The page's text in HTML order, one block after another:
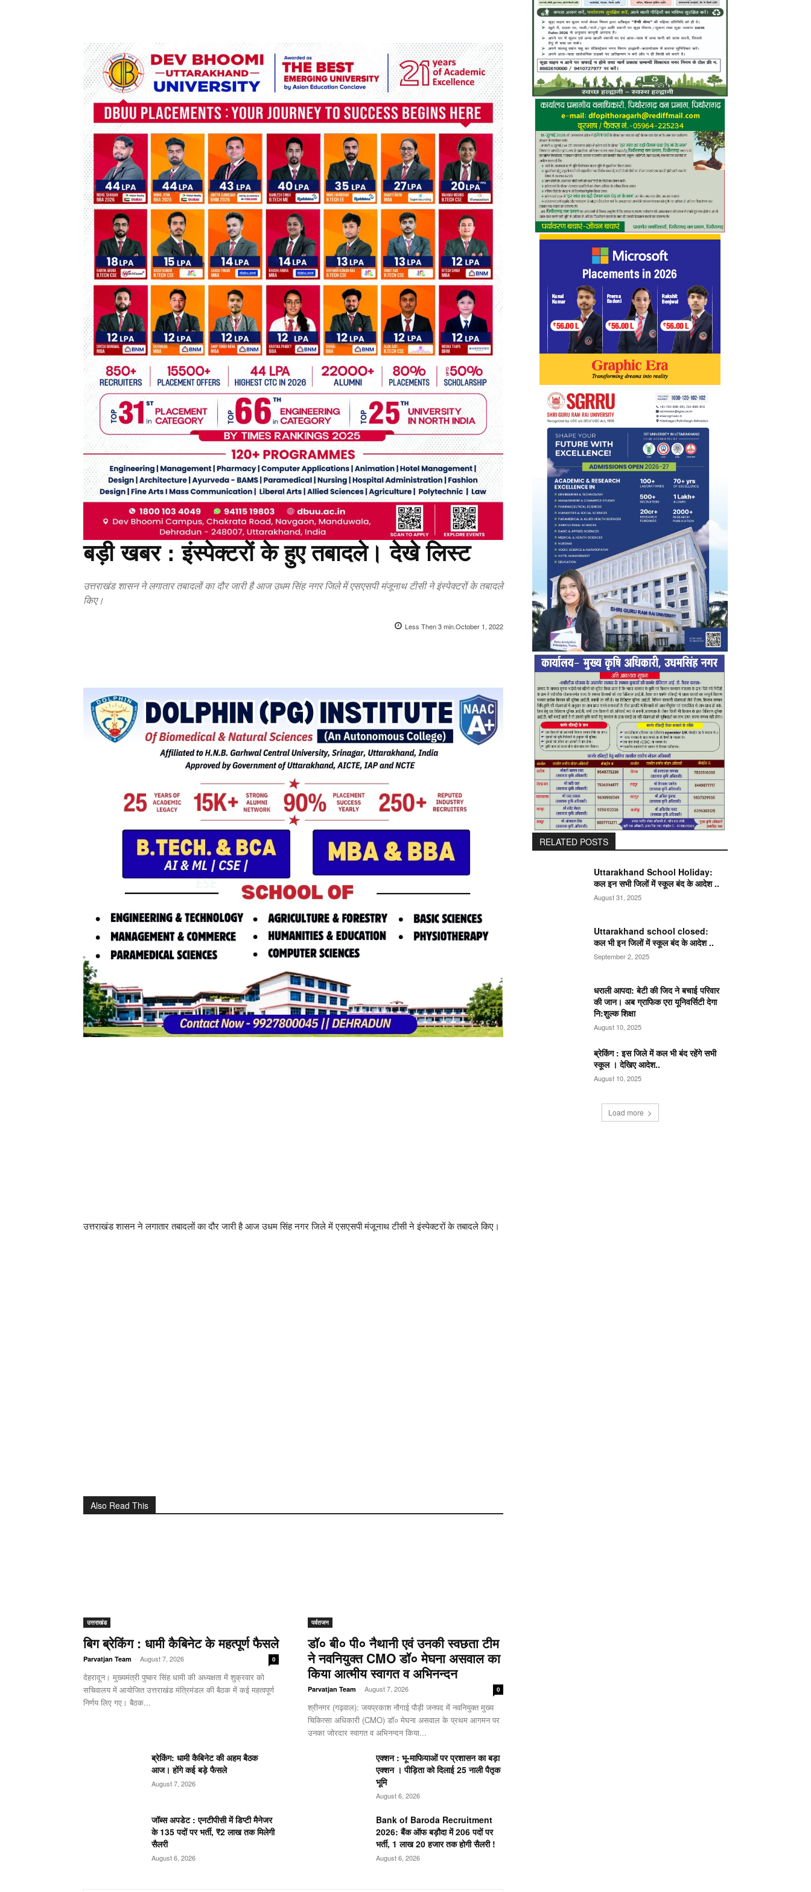
बड़ी खबर : इंस्पेक्टरों के हुए तबादले। देखे लिस्ट
उत्तराखंड शासन ने लगातार तबादलों का दौर जारी है आज उधम सिंह नगर जिले में एसएसपी मंजूनाथ टीसी ने इंस्पेक्टरों के तबादले
किए।
Less Then 3min.October 1, 2022
उत्तराखंड शासन ने लगातार तबादलों का दौर जारी है आज उधम सिंह नगर जिले में एसएसपी मंजूनाथ टीसी ने इंस्पेक्टरों के तबादले किए।
Also Read This
उत्तराखंड
बिग ब्रेकिंग : धामी कैबिनेट के महत्पूर्ण फैसले
Parvatjan Team - August 7, 2026 0
देहरादून। मुख्यमंत्री पुष्कर सिंह धामी की अध्यक्षता में शुक्रवार को
सचिवालय में आयोजित उत्तराखंड मंत्रिमंडल की बैठक में कई महत्वपूर्ण
निर्णय लिए गए। बैठक...
पर्वतजन
डॉ० बी० पी० नैथानी एवं उनकी स्वछता टीम
ने नवनियुक्त CMO डॉ० मेघना असवाल का
किया आत्मीय स्वागत व अभिनन्दन
Parvatjan Team - August 7, 2026 0
श्रीनगर (गढ़वाल): जयप्रकाश नौगाई ​पौड़ी जनपद में नवनियुक्त मुख्य
चिकित्सा अधिकारी (CMO) डॉ० मेघना असवाल के प्रथम आगमन पर
उनका जोरदार स्वागत व अभिनन्दन किया...
ब्रेकिंग: धामी कैबिनेट की अहम बैठक
आज। होंगे कई बड़े फैसले
August 7, 2026
एक्शन : भू-माफियाओं पर प्रशासन का बड़ा
एक्शन । पीड़िता को दिलाई 25 नाली पैतृक
भूमि
August 6, 2026
जॉब्स अपडेट : एनटीपीसी में डिप्टी मैनेजर
के 135 पदों पर भर्ती, ₹2 लाख तक मिलेगी
सैलरी
August 6, 2026
Bank of Baroda Recruitment
2026: बैंक ऑफ बड़ौदा में 206 पदों पर
भर्ती, 1 लाख 20 हजार तक होगी सैलरी !
August 6, 2026
RELATED POSTS
Uttarakhand School Holiday:
कल इन सभी जिलों में स्कूल बंद के आदेश ..
August 31, 2025
Uttarakhand school closed:
कल भी इन जिलों में स्कूल बंद के आदेश ..
September 2, 2025
धराली आपदा: बेटी की जिद ने बचाई परिवार
की जान। अब ग्राफिक एरा यूनिवर्सिटी देगा
नि:शुल्क शिक्षा
August 10, 2025
ब्रेकिंग : इस जिले में कल भी बंद रहेंगे सभी
स्कूल । देखिए आदेश..
August 10, 2025
Load more